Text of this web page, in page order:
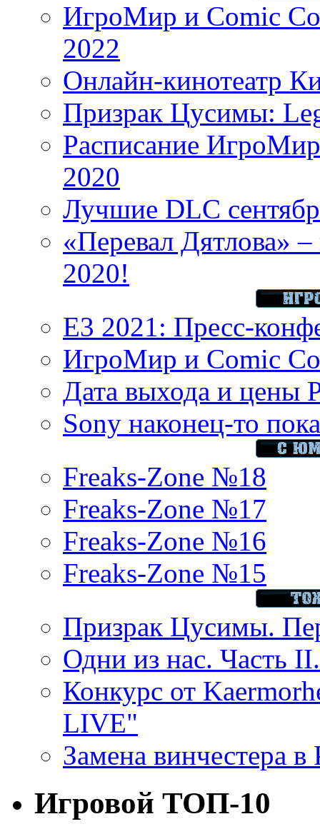
ИгроМир и Comic
2022
Онлайн-кинотеатр
Призрак Цусимы:
Расписание
2020
Лучшие DLC
«Перевал Дятлова»
2020!
E3 2021: Пресс-
ИгроМир и Comic
Дата выхода и цены
Sony наконец-то
Freaks-Zone №18
Freaks-Zone №17
Freaks-Zone №16
Freaks-Zone №15
Призрак Цусимы.
Одни из нас. Часть
Конкурс от
LIVE"
Замена винчестера
Игровой ТОП-10